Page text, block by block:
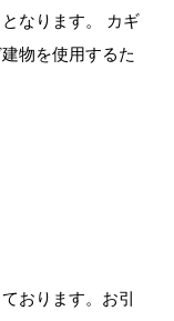
なります。 カギ
物を使用するた
おります。お引